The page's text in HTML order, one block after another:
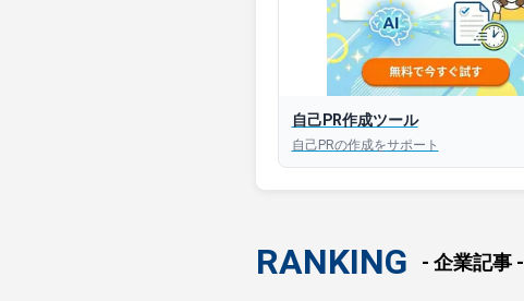
自己PR作成ツール
自己PRの作成をサポート
RANKING - 企業記事 -